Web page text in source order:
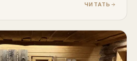
ЧИТАТЬ